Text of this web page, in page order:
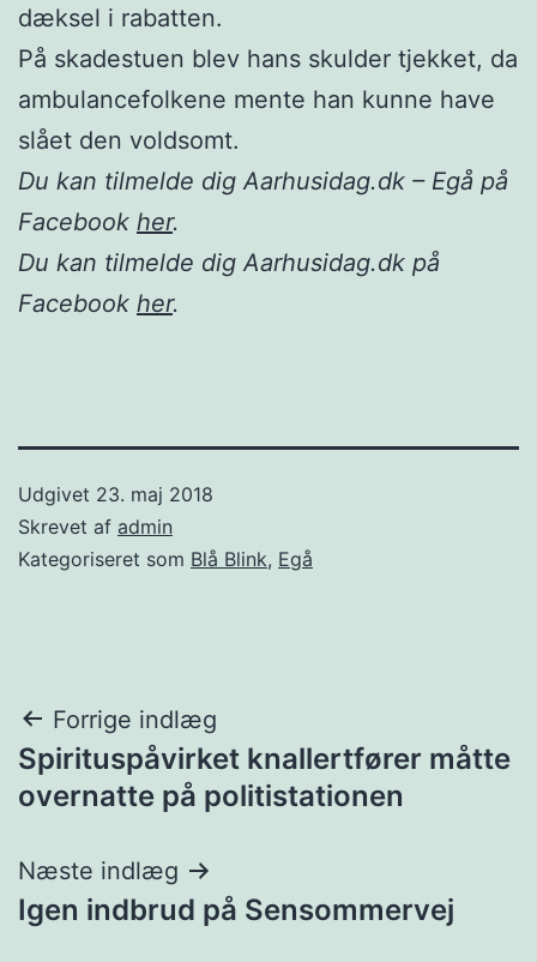
dæksel i rabatten.
På skadestuen blev hans skulder tjekket, da
ambulancefolkene mente han kunne have
slået den voldsomt.
Du kan tilmelde dig Aarhusidag.dk – Egå på
Facebook her.
Du kan tilmelde dig Aarhusidag.dk på
Facebook her.
Udgivet 23. maj 2018
Skrevet af admin
Kategoriseret som Blå Blink, Egå
Indlægsnavigation
Forrige indlæg
Spirituspåvirket knallertfører måtte
overnatte på politistationen
Næste indlæg
Igen indbrud på Sensommervej